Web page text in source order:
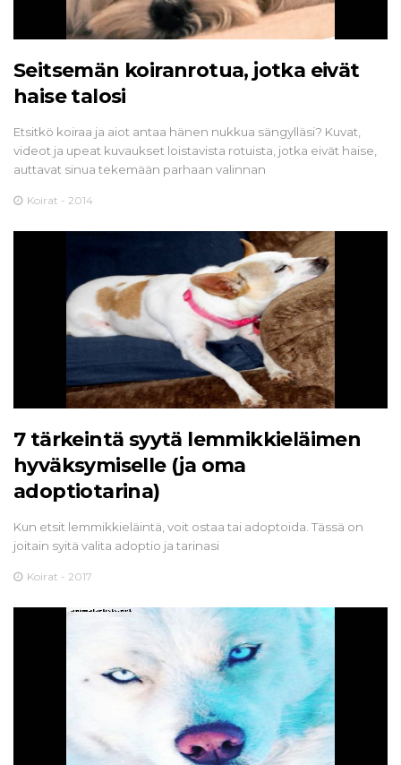
Seitsemän koiranrotua, jotka eivät
haise talosi
Etsitkö koiraa ja aiot antaa hänen nukkua sängylläsi? Kuvat,
videot ja upeat kuvaukset loistavista rotuista, jotka eivät haise,
auttavat sinua tekemään parhaan valinnan
Koirat - 2014
7 tärkeintä syytä lemmikkieläimen
hyväksymiselle (ja oma
adoptiotarina)
Kun etsit lemmikkieläintä, voit ostaa tai adoptoida. Tässä on
joitain syitä valita adoptio ja tarinasi
Koirat - 2017